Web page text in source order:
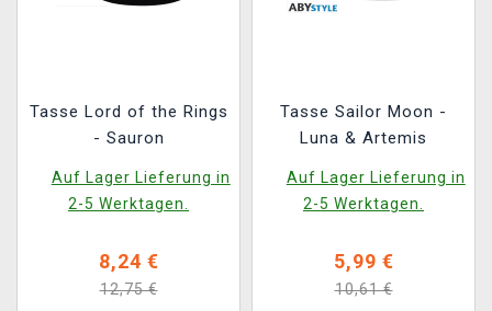
Tasse Lord of the Rings
- Sauron
Auf Lager Lieferung in
2-5 Werktagen.
8,24 €
12,75 €
Tasse Sailor Moon -
Luna & Artemis
Auf Lager Lieferung in
2-5 Werktagen.
5,99 €
10,61 €